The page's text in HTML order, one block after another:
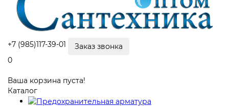
+7 (985)117-39-01
Заказ звонка
0
Ваша корзина пуста!
Каталог